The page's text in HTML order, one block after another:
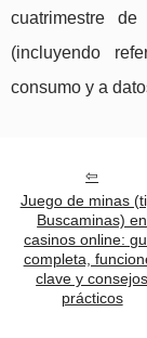
cuatrimestre
(incluyendo
consumo y a
Juego de minas
Buscaminas) en
casinos online:
completa,
clave y consejos
prácticos